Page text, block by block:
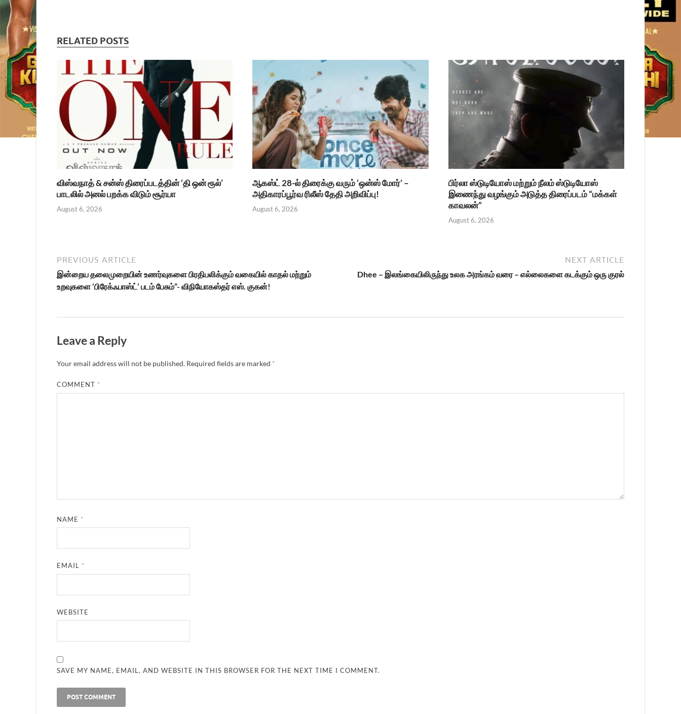
RELATED POSTS
விஸ்வநாத் & சன்ஸ் திரைப்படத்தின் ‘தி ஒன் ரூல்’
பாடலில் அனல் பறக்க விடும் சூர்யா
August 6, 2026
ஆகஸ்ட் 28-ல் திரைக்கு வரும் ‘ஒன்ஸ் மோர்’ –
அதிகாரப்பூர்வ ரிலீஸ் தேதி அறிவிப்பு!
August 6, 2026
பிர்லா ஸ்டுடியோஸ் மற்றும் நீலம் ஸ்டுடியோஸ்
இணைந்து வழங்கும் அடுத்த திரைப்படம் “மக்கள்
காவலன்”
August 6, 2026
PREVIOUS ARTICLE
இன்றைய தலைமுறையின் உணர்வுகளை பிரதிபலிக்கும் வகையில் காதல் மற்றும்
உறவுகளை ‘பிரேக்ஃபாஸ்ட்’ படம் பேசும்”- விநியோகஸ்தர் எஸ். குகன்!
NEXT ARTICLE
Dhee – இலங்கையிலிருந்து உலக அரங்கம் வரை – எல்லைகளை கடக்கும் ஒரு குரல்
Leave a Reply
Your email address will not be published. Required fields are marked *
COMMENT *
NAME *
EMAIL *
WEBSITE
SAVE MY NAME, EMAIL, AND WEBSITE IN THIS BROWSER FOR THE NEXT TIME I COMMENT.